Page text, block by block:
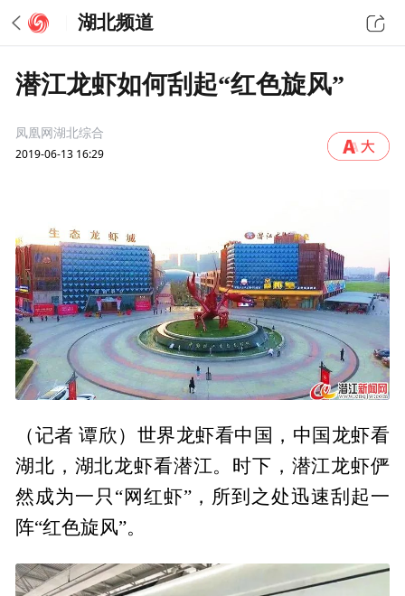
湖北频道
潜江龙虾如何刮起“红色旋风”
凤凰网湖北综合
2019-06-13 16:29
（记者 谭欣）世界龙虾看中国，中国龙虾看
湖北，湖北龙虾看潜江。时下，潜江龙虾俨
然成为一只“网红虾”，所到之处迅速刮起一
阵“红色旋风”。